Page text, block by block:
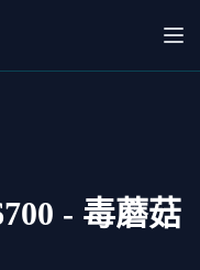
- 毒蘑菇